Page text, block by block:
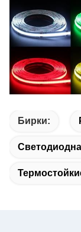
Бирки: